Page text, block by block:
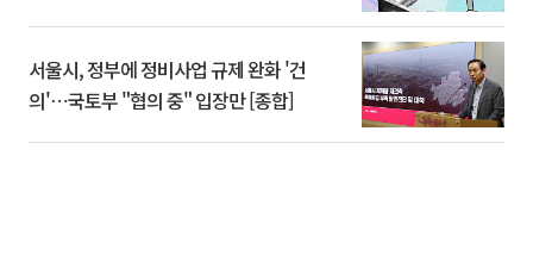
서울시, 정부에 정비사업 규제 완화 '건
의'⋯국토부 "협의 중" 입장만 [종합]